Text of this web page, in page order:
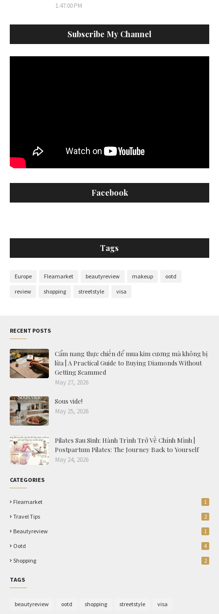
1:47:00 PM
Subscribe My Channel
Facebook
Tags
Europe Fleamarket beautyreview makeup ootd
review shopping streetstyle visa
RECENT POSTS
Cẩm nang thực chiến để mua kim cương mà không bị
lừa | A Practical Guide to Buying Diamonds Without
Getting Scammed
May 27, 2026
Sous vide!
May 25, 2026
Pilates Sau Sinh: Hành Trình Trở Về Chính Mình |
Postpartum Pilates: The Journey Back to Yourself
May 24, 2026
CATEGORIES
Fleamarket 1
Travel Tips 2
Beautyreview 1
Ootd 4
Shopping 2
TAGS
beautyreview ootd shopping streetstyle visa